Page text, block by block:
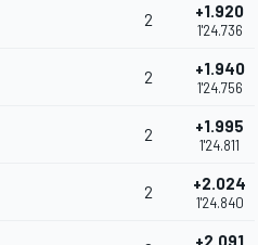
2 +1.920
1'24.736
2 +1.940
1'24.756
2 +1.995
1'24.811
2 +2.024
1'24.840
+2.091